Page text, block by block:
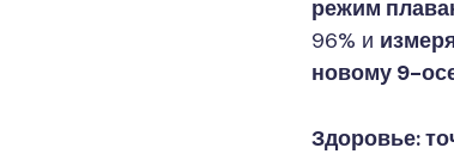
режим
96% и
новому 9-
Здоровье: